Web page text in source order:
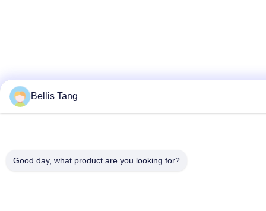
Bellis Tang
Good day, what product are you looking for?